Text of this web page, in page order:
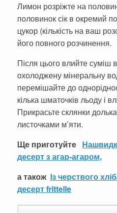
Ли­мон розріжте на
половинок сік в окремий
цукор (кількість на ваш
його повного роз­чинення.
Після цього влийте суміш
охолоджену мінеральну
пе­ремішайте до
кілька шматочків льоду і
Прикрасьте склянки
листочками м’яти.
Ще приготуйте
десерт з агар-агаром,
а також Із черствого
десерт frittelle